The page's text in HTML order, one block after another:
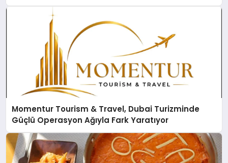
Momentur Tourism & Travel, Dubai Turizminde
Güçlü Operasyon Ağıyla Fark Yaratıyor